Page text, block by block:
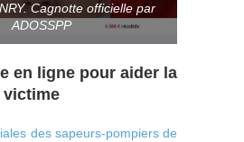
Cagnotte officielle par
ADOSSPP
en ligne pour aider la
victime
des sapeurs-pompiers de